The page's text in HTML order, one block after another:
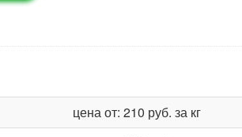
цена от: 210 руб. за кг